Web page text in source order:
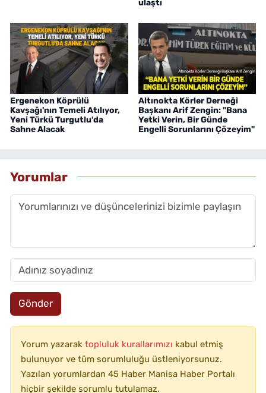
ulaştı
Ergenekon Köprülü
Kavşağı'nın Temeli Atılıyor,
Yeni Türkü Turgutlu'da
Sahne Alacak
Altınokta Körler Derneği
Başkanı Arif Zengin: "Bana
Yetki Verin, Bir Günde
Engelli Sorunlarını Çözeyim"
Yorumlar
Gönder
Yorum yazarak topluluk kurallarımızı kabul etmiş
bulunuyor ve tüm sorumluluğu üstleniyorsunuz.
Yazılan yorumlardan 45 Haber Manisa Haber Portalı
hiçbir şekilde sorumlu tutulamaz.